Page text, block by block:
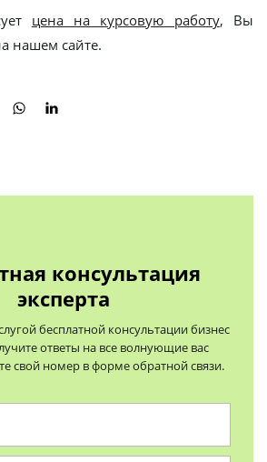
цена на курсовую работу, Вы
нашем сайте.
консультация
эксперта
бесплатной консультации бизнес
ответы на все волнующие вас
свой номер в форме обратной связи.